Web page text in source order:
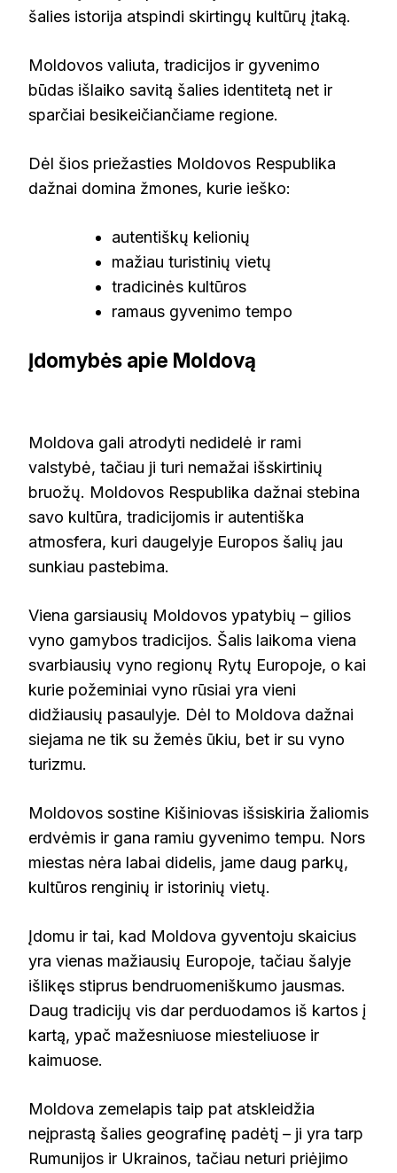
šalies istorija atspindi skirtingų kultūrų įtaką.
Moldovos valiuta, tradicijos ir gyvenimo
būdas išlaiko savitą šalies identitetą net ir
sparčiai besikeičiančiame regione.
Dėl šios priežasties Moldovos Respublika
dažnai domina žmones, kurie ieško:
autentiškų kelionių
mažiau turistinių vietų
tradicinės kultūros
ramaus gyvenimo tempo
Įdomybės apie Moldovą
Moldova gali atrodyti nedidelė ir rami
valstybė, tačiau ji turi nemažai išskirtinių
bruožų. Moldovos Respublika dažnai stebina
savo kultūra, tradicijomis ir autentiška
atmosfera, kuri daugelyje Europos šalių jau
sunkiau pastebima.
Viena garsiausių Moldovos ypatybių – gilios
vyno gamybos tradicijos. Šalis laikoma viena
svarbiausių vyno regionų Rytų Europoje, o kai
kurie požeminiai vyno rūsiai yra vieni
didžiausių pasaulyje. Dėl to Moldova dažnai
siejama ne tik su žemės ūkiu, bet ir su vyno
turizmu.
Moldovos sostine Kišiniovas išsiskiria žaliomis
erdvėmis ir gana ramiu gyvenimo tempu. Nors
miestas nėra labai didelis, jame daug parkų,
kultūros renginių ir istorinių vietų.
Įdomu ir tai, kad Moldova gyventoju skaicius
yra vienas mažiausių Europoje, tačiau šalyje
išlikęs stiprus bendruomeniškumo jausmas.
Daug tradicijų vis dar perduodamos iš kartos į
kartą, ypač mažesniuose miesteliuose ir
kaimuose.
Moldova zemelapis taip pat atskleidžia
neįprastą šalies geografinę padėtį – ji yra tarp
Rumunijos ir Ukrainos, tačiau neturi priėjimo